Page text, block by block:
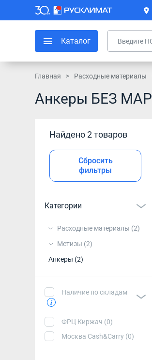
Каталог
Главная Расходные материалы
Анкеры БЕЗ
Найдено 2 товаров
Сбросить
фильтры
Категории
Расходные материалы (2)
Метизы (2)
Анкеры (2)
Наличие по складам
ФРЦ Киржач (0)
Москва Cash&Carry (0)